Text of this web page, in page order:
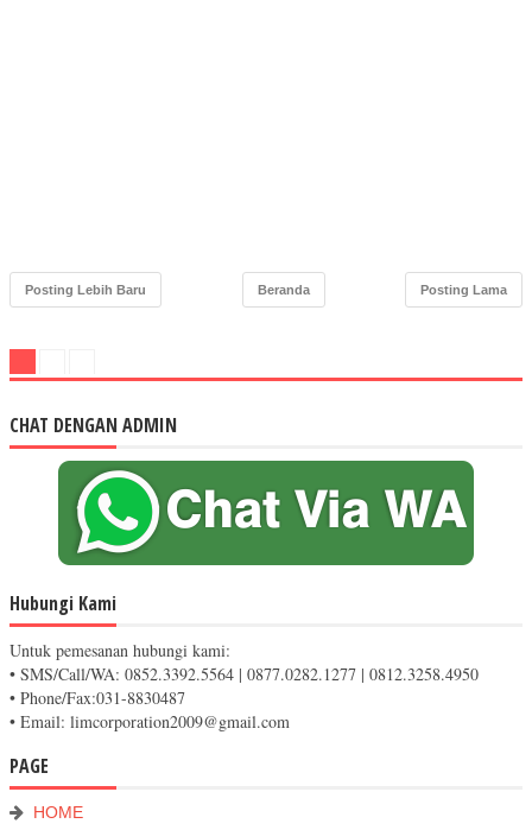
Posting Lebih Baru Posting Lama
Beranda
CHAT DENGAN ADMIN
Hubungi Kami
Untuk pemesanan hubungi kami:
• SMS/Call/WA: 0852.3392.5564 | 0877.0282.1277 | 0812.3258.4950
• Phone/Fax:031-8830487
• Email: limcorporation2009@gmail.com
PAGE
HOME